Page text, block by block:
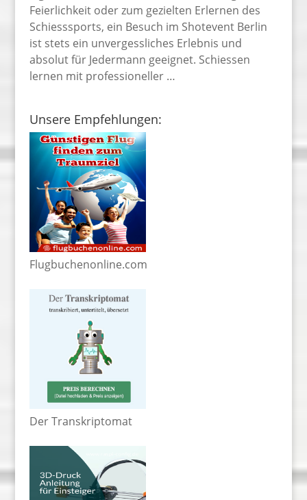
Feierlichkeit oder zum gezielten Erlernen des
Schiesssports, ein Besuch im Shotevent Berlin
ist stets ein unvergessliches Erlebnis und
absolut für Jedermann geeignet. Schiessen
lernen mit professioneller …
Unsere Empfehlungen:
Flugbuchenonline.com
Der Transkriptomat